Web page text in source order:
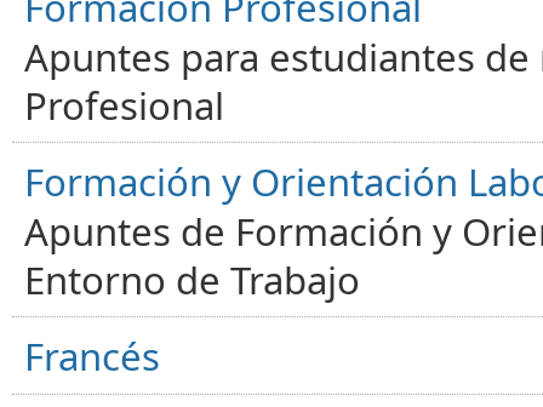
Apuntes para estudiantes
Profesional
Formación y Orientación
Apuntes de Formación y
Entorno de Trabajo
Francés